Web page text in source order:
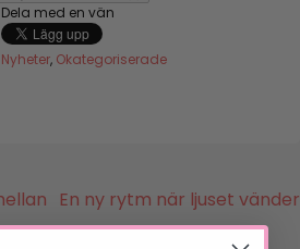
Dela med en vän
Nyheter, Okategoriserade
En ny rytm när ljuset vänder